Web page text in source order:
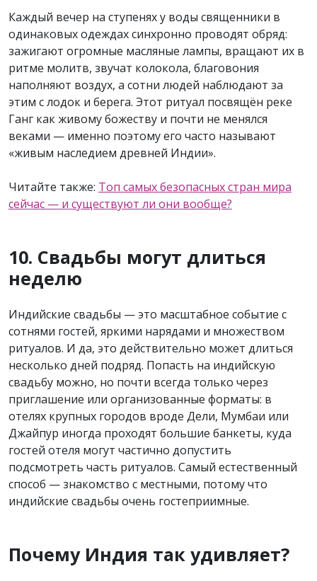
Каждый вечер на ступенях у воды священники в
одинаковых одеждах синхронно проводят обряд:
зажигают огромные масляные лампы, вращают их в
ритме молитв, звучат колокола, благовония
наполняют воздух, а сотни людей наблюдают за
этим с лодок и берега. Этот ритуал посвящён реке
Ганг как живому божеству и почти не менялся
веками — именно поэтому его часто называют
«живым наследием древней Индии».
Читайте также: Топ самых безопасных стран мира
сейчас — и существуют ли они вообще?
10. Свадьбы могут длиться
неделю
Индийские свадьбы — это масштабное событие с
сотнями гостей, яркими нарядами и множеством
ритуалов. И да, это действительно может длиться
несколько дней подряд. Попасть на индийскую
свадьбу можно, но почти всегда только через
приглашение или организованные форматы: в
отелях крупных городов вроде Дели, Мумбаи или
Джайпур иногда проходят большие банкеты, куда
гостей отеля могут частично допустить
подсмотреть часть ритуалов. Самый естественный
способ — знакомство с местными, потому что
индийские свадьбы очень гостеприимные.
Почему Индия так удивляет?